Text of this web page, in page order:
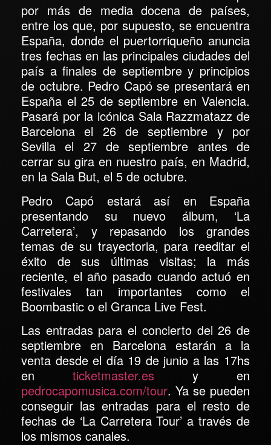
por más de media docena de países,
entre los que, por supuesto, se encuentra
España, donde el puertorriqueño anuncia
tres fechas en las principales ciudades del
país a finales de septiembre y principios
de octubre. Pedro Capó se presentará en
España el 25 de septiembre en Valencia.
Pasará por la icónica Sala Razzmatazz de
Barcelona el 26 de septiembre y por
Sevilla el 27 de septiembre antes de
cerrar su gira en nuestro país, en Madrid,
en la Sala But, el 5 de octubre.
Pedro Capó estará así en España
presentando su nuevo álbum, ‘La
Carretera’, y repasando los grandes
temas de su trayectoria, para reeditar el
éxito de sus últimas visitas; la más
reciente, el año pasado cuando actuó en
festivales tan importantes como el
Boombastic o el Granca Live Fest.
Las entradas para el concierto del 26 de
septiembre en Barcelona estarán a la
venta desde el día 19 de junio a las 17hs
en ticketmaster.es y en
pedrocapomusica.com/tour. Ya se pueden
conseguir las entradas para el resto de
fechas de ‘La Carretera Tour’ a través de
los mismos canales.